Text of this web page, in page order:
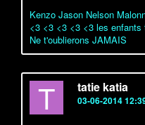
Kenzo Jason Nelson
<3 <3 <3 <3 <3 les
Ne t'oublierons JAMAIS
T tatie katia
03-06-2014